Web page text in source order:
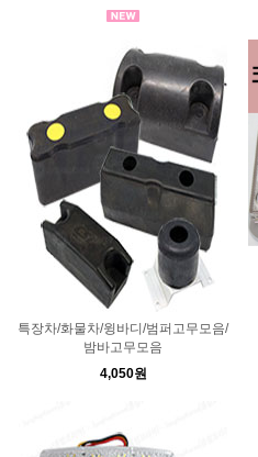
특장차/화물차/윙바디/범퍼고무모음/
밤바고무모음
4,050원